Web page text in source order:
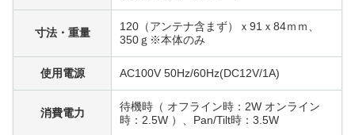
寸法・重量
120（アンテナ含まず）ｘ91ｘ84ｍｍ、
350ｇ※本体のみ
使用電源 AC100V 50Hz/60Hz(DC12V/1A)
消費電力
待機時（ オフライン時：2W オンライン
時：2.5W ）、Pan/Tilt時：3.5W